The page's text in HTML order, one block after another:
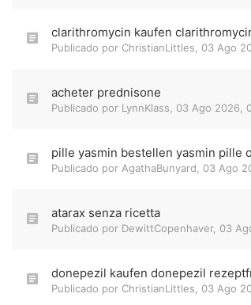
clarithromycin kaufen
Publicado por ChristianLittles 03 Ago
acheter prednisone
Publicado por LynnKlass 03 Ago 2026,
pille yasmin bestellen yasmin pille
Publicado por AgathaBunyard 03 Ago
atarax senza ricetta
Publicado por DewittCopenhaver, 03
donepezil kaufen donepezil
Publicado por ChristianLittles 03 Ago